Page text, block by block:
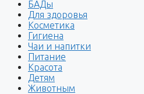
БАДы
Для здоровья
Косметика
Гигиена
Чаи и напитки
Питание
Красота
Детям
Животным